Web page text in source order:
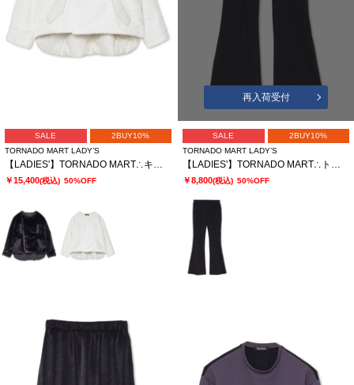
SALE
2BUY10%
TORNADO MART LADY’S
【LADIES'】TORNADO MART∴キルティングファー切替ブルゾン
￥15,400(税込) 50%OFF
再入荷受付
SALE
2BUY10%
TORNADO MART LADY’S
【LADIES'】TORNADO MART∴トリコットリブイージーフレアパンツ
￥8,800(税込) 50%OFF